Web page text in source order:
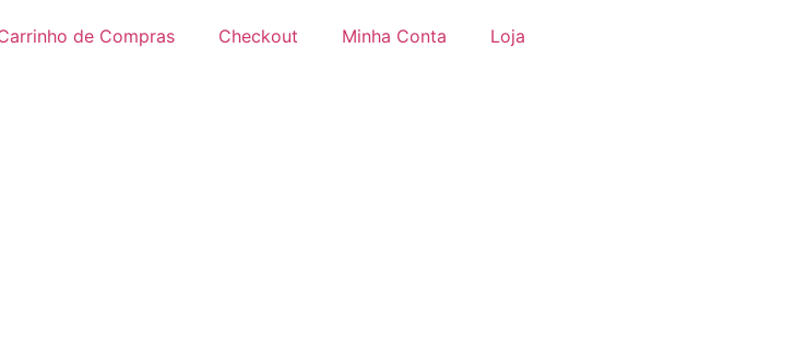
de Compras Checkout Minha Conta Loja